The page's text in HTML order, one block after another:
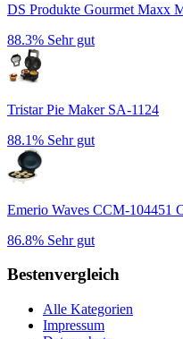
DS Produkte Gourmet Maxx
88.3% Sehr gut
Tristar Pie Maker SA-1124
88.1% Sehr gut
Emerio Waves CCM-104451
86.8% Sehr gut
Bestenvergleich
Alle Kategorien
Impressum